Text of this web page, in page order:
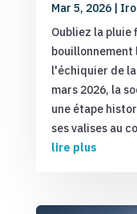
Mar 5, 2026|
Oubliez la pluie
bouillonnement
l'échiquier de
mars 2026, la
une étape
ses valises au
lire plus